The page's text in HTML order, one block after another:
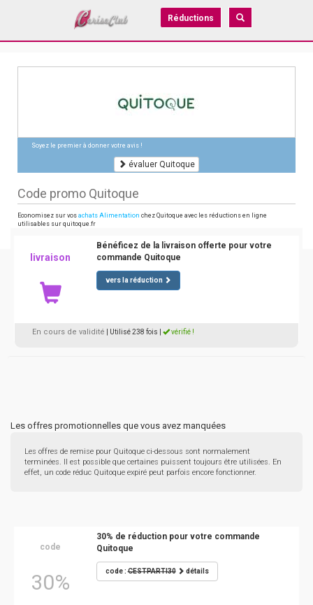
Réductions
Soyez le premier à donner votre avis !
évaluer Quitoque
Code promo Quitoque
Economisez sur vos achats Alimentation chez Quitoque avec les réductions en ligne
utilisables sur quitoque.fr
livraison
Bénéficez de la livraison offerte pour votre
commande Quitoque
vers la réduction
En cours de validité | Utilisé 238 fois vérifié !
Les offres promotionnelles que vous avez manquées
Les offres de remise pour Quitoque ci-dessous sont normalement
terminées. Il est possible que certaines puissent toujours être utilisées. En
effet, un code réduc Quitoque expiré peut parfois encore fonctionner.
code
30%
30% de réduction pour votre commande
Quitoque
code :CESTPARTI30 détails